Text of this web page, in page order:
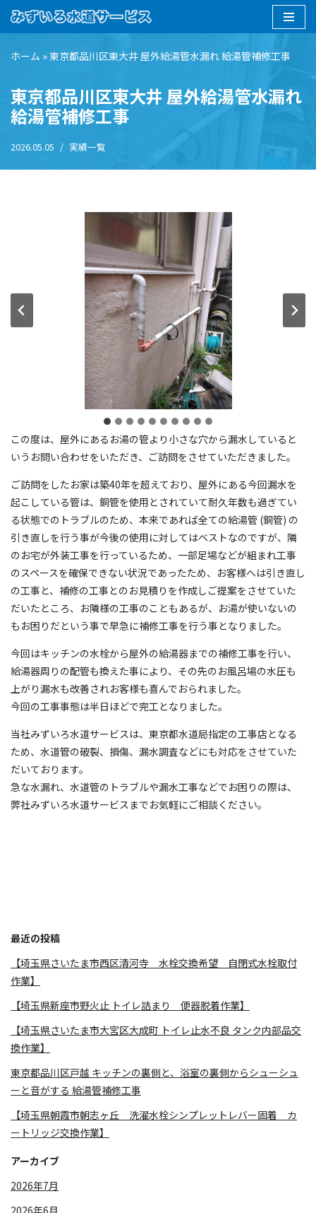
ン
ン
ツ
へ
ス
ホーム »東京都品川区東大井 屋外給湯管水漏れ 給湯管補修工事
東京都品川区東大井 屋外給湯管水漏れ
給湯管補修工事
2026.05.05 実績一覧
この度は、屋外にあるお湯の管より小さな穴から漏水していると
いうお問い合わせをいただき、ご訪問をさせていただきました。
ご訪問をしたお家は築40年を超えており、屋外にある今回漏水を
起こしている管は、銅管を使用とされていて耐久年数も過ぎてい
る状態でのトラブルのため、本来であれば全ての給湯管 (銅管) の
引き直しを行う事が今後の使用に対してはベストなのですが、隣
のお宅が外装工事を行っているため、一部足場などが組まれ工事
のスペースを確保できない状況であったため、お客様へは引き直し
の工事と、補修の工事とのお見積りを作成しご提案をさせていた
だいたところ、お隣様の工事のこともあるが、お湯が使いないの
もお困りだという事で早急に補修工事を行う事となりました。
今回はキッチンの水栓から屋外の給湯器までの補修工事を行い、
給湯器周りの配管も換えた事により、その先のお風呂場の水圧も
上がり漏水も改善されお客様も喜んでおられました。
今回の工事事態は半日ほどで完工となりました。
当社みずいろ水道サービスは、東京都水道局指定の工事店となる
ため、水道管の破裂、損傷、漏水調査などにも対応をさせていた
だいております。
急な水漏れ、水道管のトラブルや漏水工事などでお困りの際は、
弊社みずいろ水道サービスまでお気軽にご相談ください。
最近の投稿
【埼玉県さいたま市西区清河寺 水栓交換希望 自閉式水栓取付
作業】
【埼玉県新座市野火止 トイレ詰まり 便器脱着作業】
【埼玉県さいたま市大宮区大成町 トイレ止水不良 タンク内部品交
換作業】
東京都品川区戸越 キッチンの裏側と、浴室の裏側からシューシュ
ーと音がする 給湯管補修工事
【埼玉県朝霞市朝志ヶ丘 洗濯水栓シンプレットレバー固着 カ
ートリッジ交換作業】
アーカイブ
2026年7月
2026年6月